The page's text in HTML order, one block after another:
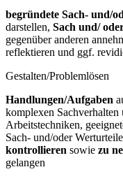
begründete Sach- und/
darstellen, Sach und/
gegenüber anderen
reflektieren und ggf.
Gestalten/Problemlösen
Handlungen/Aufgaben
komplexen
Arbeitstechniken,
Sach- und/oder
kontrollieren sowie zu
gelangen